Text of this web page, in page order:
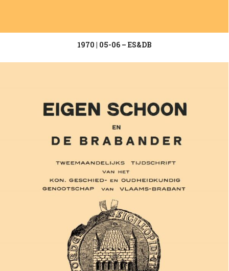
1970 | 05-06 – ES&DB